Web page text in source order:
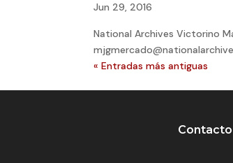
Jun 29, 2016
National Archives Victorino
« Entradas más antiguas
Contacto